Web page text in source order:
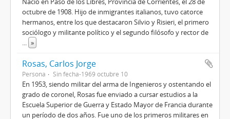
octubre de 1908. Hijo de inmigrantes italianos, tuvo catorce
hermanos, entre los que destacaron Silvio y Risieri, el primero
sociólogo y militante político y el segundo filósofo y rector de
... »
Rosas, Carlos Jorge
Persona Sin fecha-1969 octubre 10
En 1953, siendo militar del arma de Ingenieros y ostentando el
grado de coronel, Rosas fue enviado a cursar estudios a la
Escuela Superior de Guerra y Estado Mayor de Francia durante
un período de dos años. Fue uno de los primeros militares en